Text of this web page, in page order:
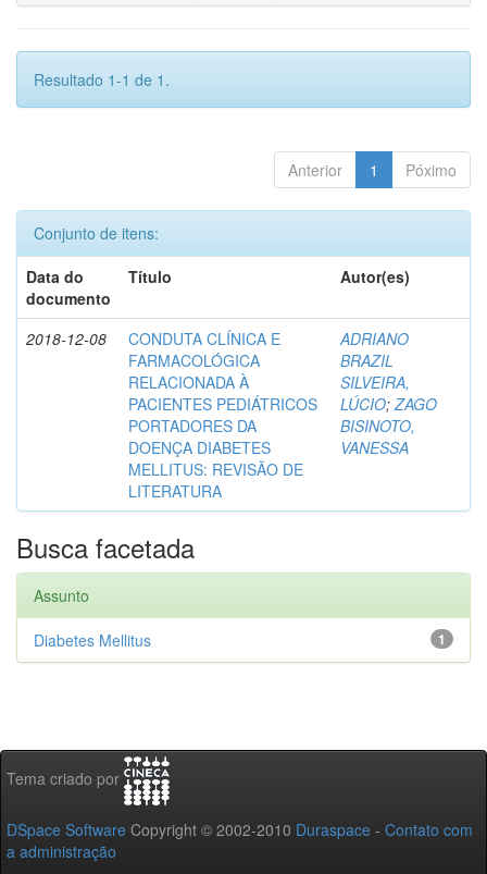
Resultado 1-1 de 1.
Anterior 1 Póximo
Conjunto de itens:
Data do
documento
Título Autor(es)
2018-12-08
CONDUTA CLÍNICA E
FARMACOLÓGICA
RELACIONADA À
PACIENTES PEDIÁTRICOS
PORTADORES DA
DOENÇA DIABETES
MELLITUS: REVISÃO DE
LITERATURA
ADRIANO
BRAZIL
SILVEIRA,
LÚCIO;ZAGO
BISINOTO,
VANESSA
Busca facetada
Assunto
1
Diabetes Mellitus
Tema criado por
DSpace Software Copyright © 2002-2010 Duraspace - Contato com
a administração